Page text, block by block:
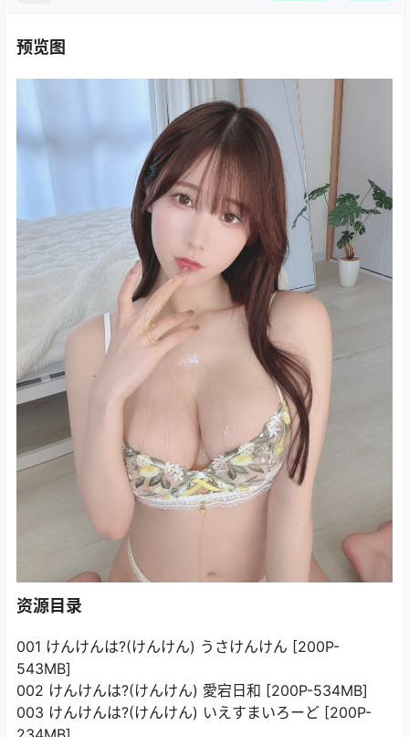
预览图
资源目录
001 けんけんは?(けんけん) うさけんけん [200P-
543MB]
002 けんけんは?(けんけん) 愛宕日和 [200P-534MB]
003 けんけんは?(けんけん) いえすまいろーど [200P-